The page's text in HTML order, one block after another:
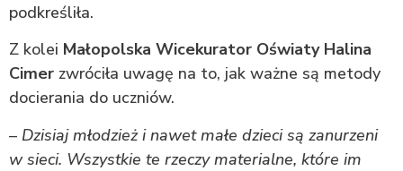
podkreśliła.
Z kolei Małopolska Wicekurator Oświaty Halina
Cimer zwróciła uwagę na to, jak ważne są metody
docierania do uczniów.
– Dzisiaj młodzież i nawet małe dzieci są zanurzeni
w sieci. Wszystkie te rzeczy materialne, które im